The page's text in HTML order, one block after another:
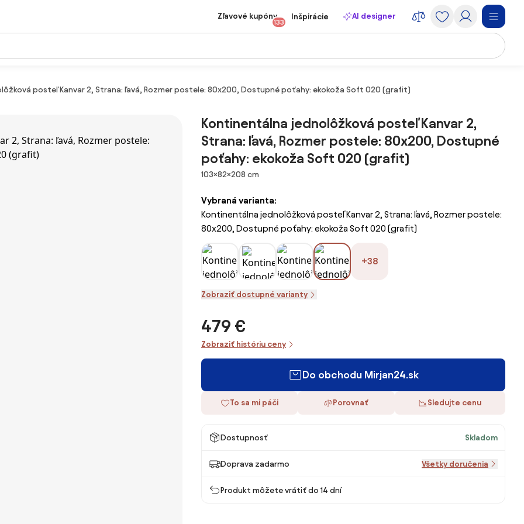
Zľavové kupóny
133
Inšpirácie AI designer
posteľ Kanvar 2, Strana: ľavá, Rozmer postele: 80x200, Dostupné poťahy: ekokoža Soft 020 (grafit)
Kontinentálna jednolôžková posteľ Kanvar 2,
Strana: ľavá, Rozmer postele: 80x200, Dostupné
poťahy: ekokoža Soft 020 (grafit)
Rozmery
103×82×208 cm
Vybraná varianta:
Kontinentálna jednolôžková posteľ Kanvar 2, Strana: ľavá, Rozmer postele:
80x200, Dostupné poťahy: ekokoža Soft 020 (grafit)
+38
Zobraziť dostupné varianty
479 €
Zobraziť históriu ceny
Do obchodu Mirjan24.sk
To sa mi páči Porovnať Sledujte cenu
Dostupnosť Skladom
Doprava zadarmo Všetky doručenia
Produkt môžete vrátiť do 14 dní